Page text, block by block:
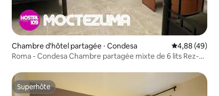
Chambre d'hôtel partagée ⋅ Condesa Évaluation
4,88 (49)
Roma - Condesa Chambre partagée mixte de 6 lits Rez-
Superhôte
Superhôte